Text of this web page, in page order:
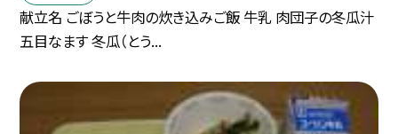
献立名 ごぼうと牛肉の炊き込みご飯 牛乳 肉団子の冬瓜汁
五目なます 冬瓜（とう...